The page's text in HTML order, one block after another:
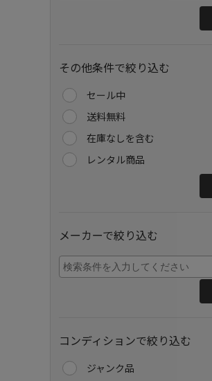
その他条件で絞り込む
セール中
送料無料
在庫なしを含む
レンタル商品
メーカーで絞り込む
コンディションで絞り込む
ジャンク品